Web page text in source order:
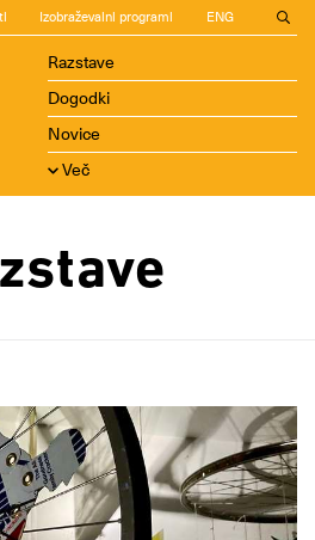
Izobraževalni programi ENG
Razstave
Dogodki
Novice
Več